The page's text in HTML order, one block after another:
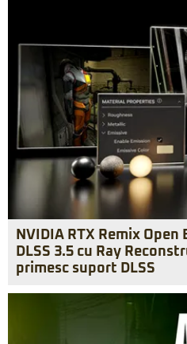
NVIDIA RTX Remix
DLSS 3.5 cu Ray
primesc suport DLSS